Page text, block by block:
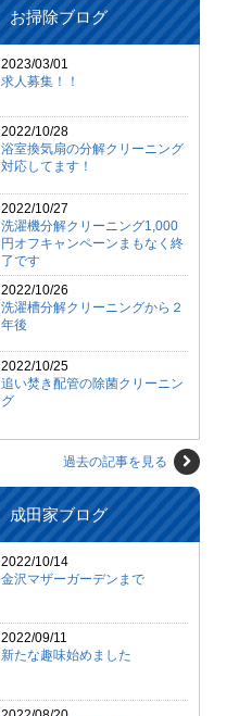
お掃除ブログ
2023/03/01
求人募集！！
2022/10/28
浴室換気扇の分解クリーニング
対応してます！
2022/10/27
洗濯機分解クリーニング1,000
円オフキャンペーンまもなく終
了です
2022/10/26
洗濯槽分解クリーニングから２
年後
2022/10/25
追い焚き配管の除菌クリーニン
グ
過去の記事を見る
成田家ブログ
2022/10/14
金沢マザーガーデンまで
2022/09/11
新たな趣味始めました